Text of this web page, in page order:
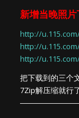
新增当晚照片
http://
http://
http://
把下载到的三个
7Zip解压缩就行了